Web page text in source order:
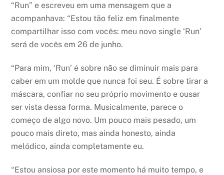
“Run” e escreveu em uma mensagem que a
acompanhava: “Estou tão feliz em finalmente
compartilhar isso com vocês: meu novo single ‘Run’
será de vocês em 26 de junho.
“Para mim, ‘Run’ é sobre não se diminuir mais para
caber em um molde que nunca foi seu. É sobre tirar a
máscara, confiar no seu próprio movimento e ousar
ser vista dessa forma. Musicalmente, parece o
começo de algo novo. Um pouco mais pesado, um
pouco mais direto, mas ainda honesto, ainda
melódico, ainda completamente eu.
“Estou ansiosa por este momento há muito tempo, e